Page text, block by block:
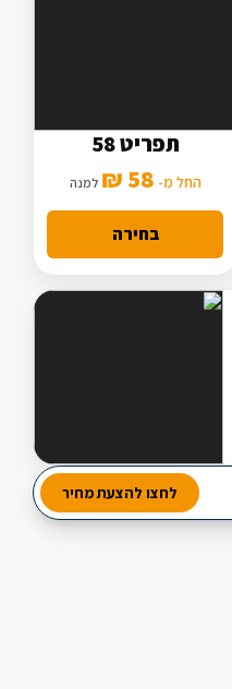
3 תוספות
מנה עיקרית מורחבת
תפריט 58
החל מ- 58 ₪ למנה
בחירה
מבחר עשיר של סלטים
2 מנות ביניים
לחצו להצעת מחיר